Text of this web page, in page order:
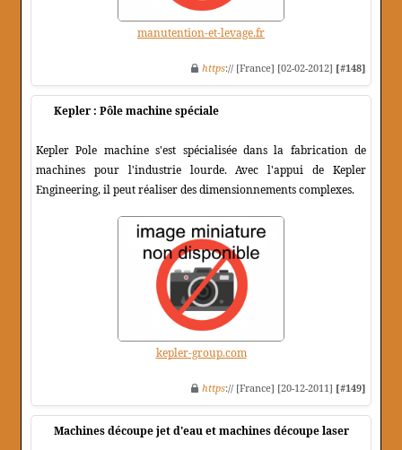
manutention-et-levage.fr
https:// [France] [02-02-2012] [#148]
Kepler : Pôle machine spéciale
Kepler Pole machine s'est spécialisée dans la fabrication de
machines pour l'industrie lourde. Avec l'appui de Kepler
Engineering, il peut réaliser des dimensionnements complexes.
kepler-group.com
https:// [France] [20-12-2011] [#149]
Machines découpe jet d'eau et machines découpe laser